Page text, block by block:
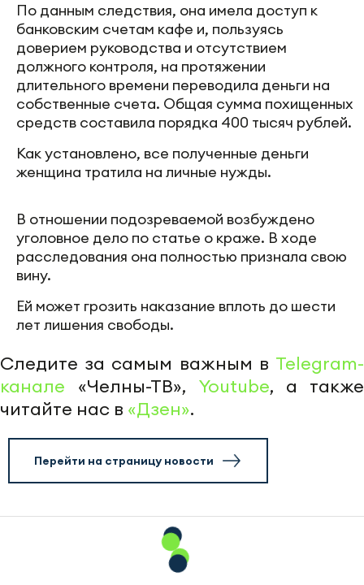
По данным следствия, она имела доступ к
банковским счетам кафе и, пользуясь
доверием руководства и отсутствием
должного контроля, на протяжении
длительного времени переводила деньги на
собственные счета. Общая сумма похищенных
средств составила порядка 400 тысяч рублей.
Как установлено, все полученные деньги
женщина тратила на личные нужды.
В отношении подозреваемой возбуждено
уголовное дело по статье о краже. В ходе
расследования она полностью признала свою
вину.
Ей может грозить наказание вплоть до шести
лет лишения свободы.
Следите за самым важным в Telegram-
канале «Челны-ТВ», Youtube, а также
читайте нас в «Дзен».
Перейти на страницу новости